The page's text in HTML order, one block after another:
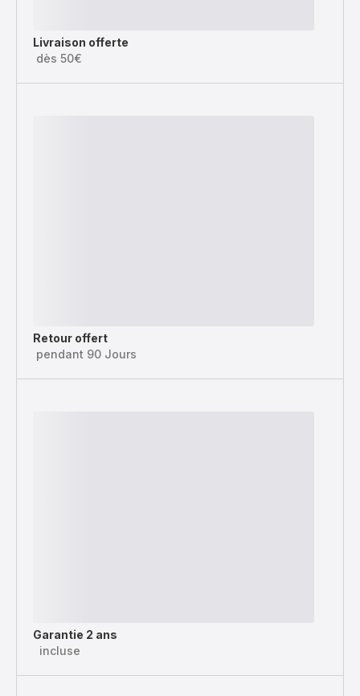
Livraison offerte
dès 50€
Retour offert
pendant 90 Jours
Garantie 2 ans
incluse